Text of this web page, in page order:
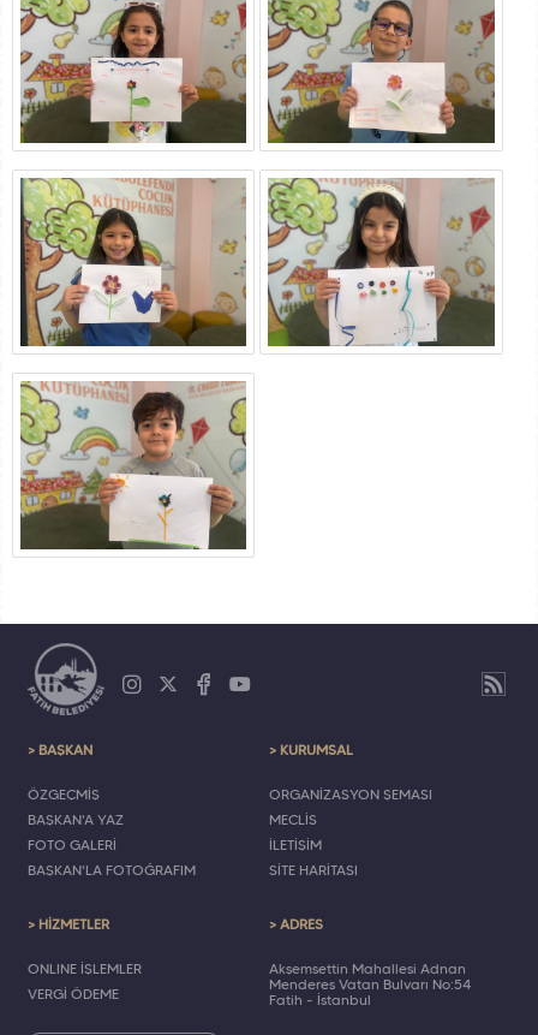
> BAŞKAN
ÖZGEÇMİŞ
BAŞKAN'A YAZ
FOTO GALERİ
BAŞKAN'LA FOTOĞRAFIM
> KURUMSAL
ORGANİZASYON ŞEMASI
MECLİS
İLETİŞİM
SİTE HARİTASI
> HİZMETLER
ONLINE İŞLEMLER
VERGİ ÖDEME
> ADRES
Akşemsettin Mahallesi Adnan
Menderes Vatan Bulvarı No:54
Fatih - İstanbul